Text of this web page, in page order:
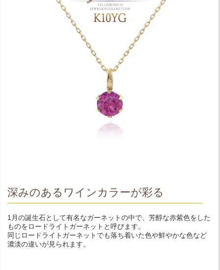
深みのあるワインカラーが彩る
1月の誕生石として有名なガーネットの中で、芳醇な赤紫色をした
ものをロードライトガーネットと呼びます。
同じロードライトガーネットでも落ち着いた色や鮮やかな色など
濃淡の違いが見られます。